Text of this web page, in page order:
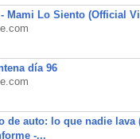
- Mami Lo Siento (Official
día 96
de auto: lo que nadie lava
-...